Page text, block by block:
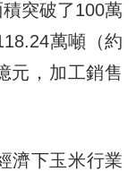
突破了100萬
萬噸（約
元，加工銷售
下玉米行業